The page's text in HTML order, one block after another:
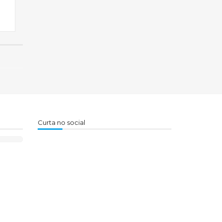
Curta no social